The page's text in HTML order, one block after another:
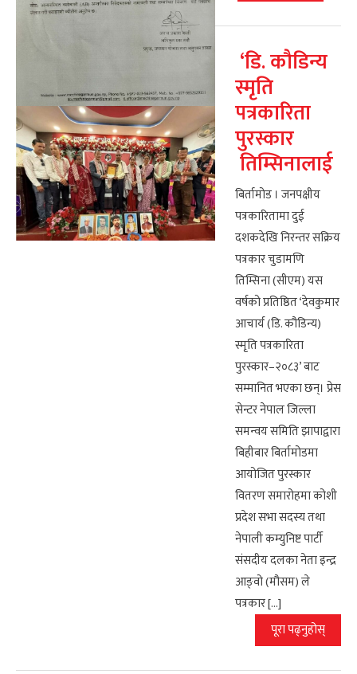
‘डि. कौडिन्य
स्मृति
पत्रकारिता
पुरस्कार
तिम्सिनालाई
बिर्तामोड । जनपक्षीय
पत्रकारितामा दुई
दशकदेखि निरन्तर सक्रिय
पत्रकार चुडामणि
तिम्सिना (सीएम) यस
वर्षको प्रतिष्ठित ‘देवकुमार
आचार्य (डि. कौडिन्य)
स्मृति पत्रकारिता
पुरस्कार–२०८३’ बाट
सम्मानित भएका छन्। प्रेस
सेन्टर नेपाल जिल्ला
समन्वय समिति झापाद्वारा
बिहीबार बिर्तामोडमा
आयोजित पुरस्कार
वितरण समारोहमा कोशी
प्रदेश सभा सदस्य तथा
नेपाली कम्युनिष्ट पार्टी
संसदीय दलका नेता इन्द्र
आङ्वो (मौसम) ले
पत्रकार […]
पूरा पढ्नुहोस्